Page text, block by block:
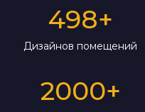
498+
Дизайнов помещений
2000+